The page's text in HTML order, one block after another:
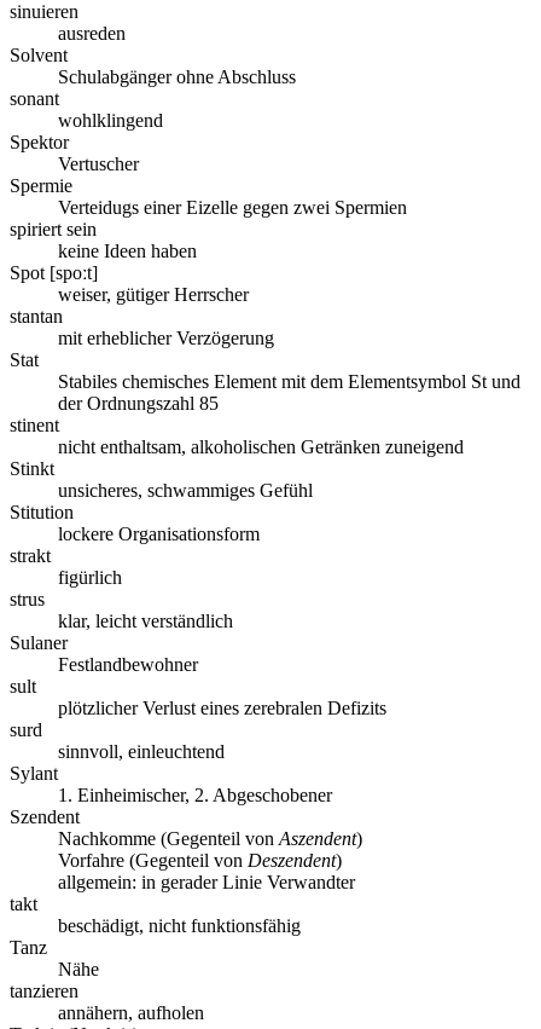
sinuieren
ausreden
Solvent
Schulabgänger ohne Abschluss
sonant
wohlklingend
Spektor
Vertuscher
Spermie
Verteidugs einer Eizelle gegen zwei Spermien
spiriert sein
keine Ideen haben
Spot [spoːt]
weiser, gütiger Herrscher
stantan
mit erheblicher Verzögerung
Stat
Stabiles chemisches Element mit dem Elementsymbol St und
der Ordnungszahl 85
stinent
nicht enthaltsam, alkoholischen Getränken zuneigend
Stinkt
unsicheres, schwammiges Gefühl
Stitution
lockere Organisationsform
strakt
figürlich
strus
klar, leicht verständlich
Sulaner
Festlandbewohner
sult
plötzlicher Verlust eines zerebralen Defizits
surd
sinnvoll, einleuchtend
Sylant
1. Einheimischer, 2. Abgeschobener
Szendent
Nachkomme (Gegenteil von Aszendent)
Vorfahre (Gegenteil von Deszendent)
allgemein: in gerader Linie Verwandter
takt
beschädigt, nicht funktionsfähig
Tanz
Nähe
tanzieren
annähern, aufholen